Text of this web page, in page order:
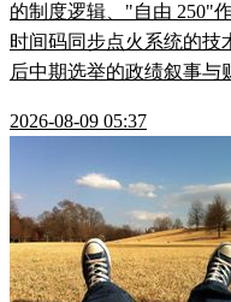
的制度逻辑、"自由 250"
时间码同步点火系统的技
后中期选举的政绩叙事与
2026-08-09 05:37